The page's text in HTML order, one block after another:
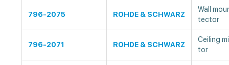
796-2075 ROHDE & SCHWARZ
Wall
tector
796-2071 ROHDE & SCHWARZ
Ceiling
tor